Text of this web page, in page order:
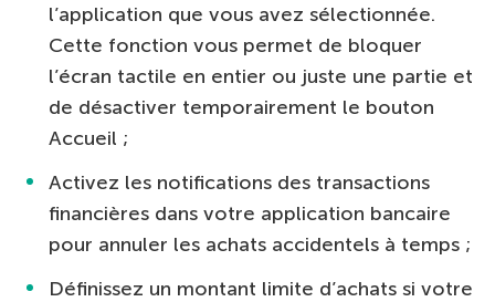
l’application que vous avez sélectionnée.
Cette fonction vous permet de bloquer
l’écran tactile en entier ou juste une partie et
de désactiver temporairement le bouton
Accueil ;
Activez les notifications des transactions
financières dans votre application bancaire
pour annuler les achats accidentels à temps ;
Définissez un montant limite d’achats si votre